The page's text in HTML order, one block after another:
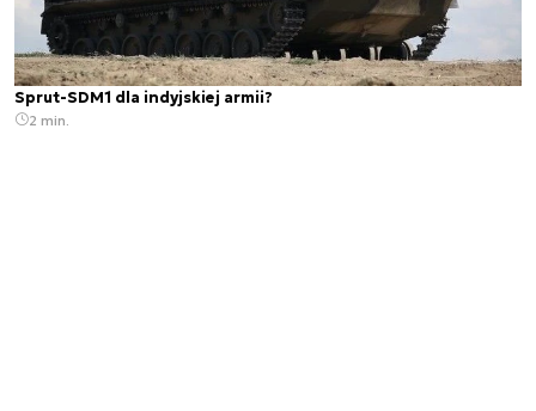
Sprut-SDM1 dla indyjskiej armii?
2 min.